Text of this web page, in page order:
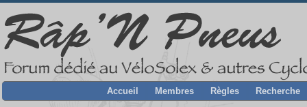
Accueil Membres Règles Recherche